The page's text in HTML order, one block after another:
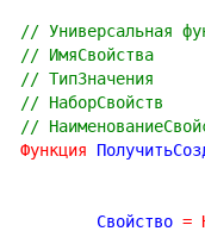
// Универсальная
//
Функция
	Свойство
=